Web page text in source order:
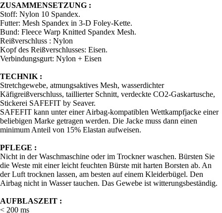
ZUSAMMENSETZUNG :
Stoff: Nylon 10 Spandex.
Futter: Mesh Spandex in 3-D Foley-Kette.
Bund: Fleece Warp Knitted Spandex Mesh.
Reißverschluss : Nylon
Kopf des Reißverschlusses: Eisen.
Verbindungsgurt: Nylon + Eisen
TECHNIK :
Stretchgewebe, atmungsaktives Mesh, wasserdichter
Käfigreißverschluss, taillierter Schnitt, verdeckte CO2-Gaskartusche,
Stickerei SAFEFIT by Seaver.
SAFEFIT kann unter einer Airbag-kompatiblen Wettkampfjacke einer
beliebigen Marke getragen werden. Die Jacke muss dann einen
minimum Anteil von 15% Elastan aufweisen.
PFLEGE :
Nicht in der Waschmaschine oder im Trockner waschen. Bürsten Sie
die Weste mit einer leicht feuchten Bürste mit harten Borsten ab. An
der Luft trocknen lassen, am besten auf einem Kleiderbügel. Den
Airbag nicht in Wasser tauchen. Das Gewebe ist witterungsbeständig.
AUFBLASZEIT :
< 200 ms